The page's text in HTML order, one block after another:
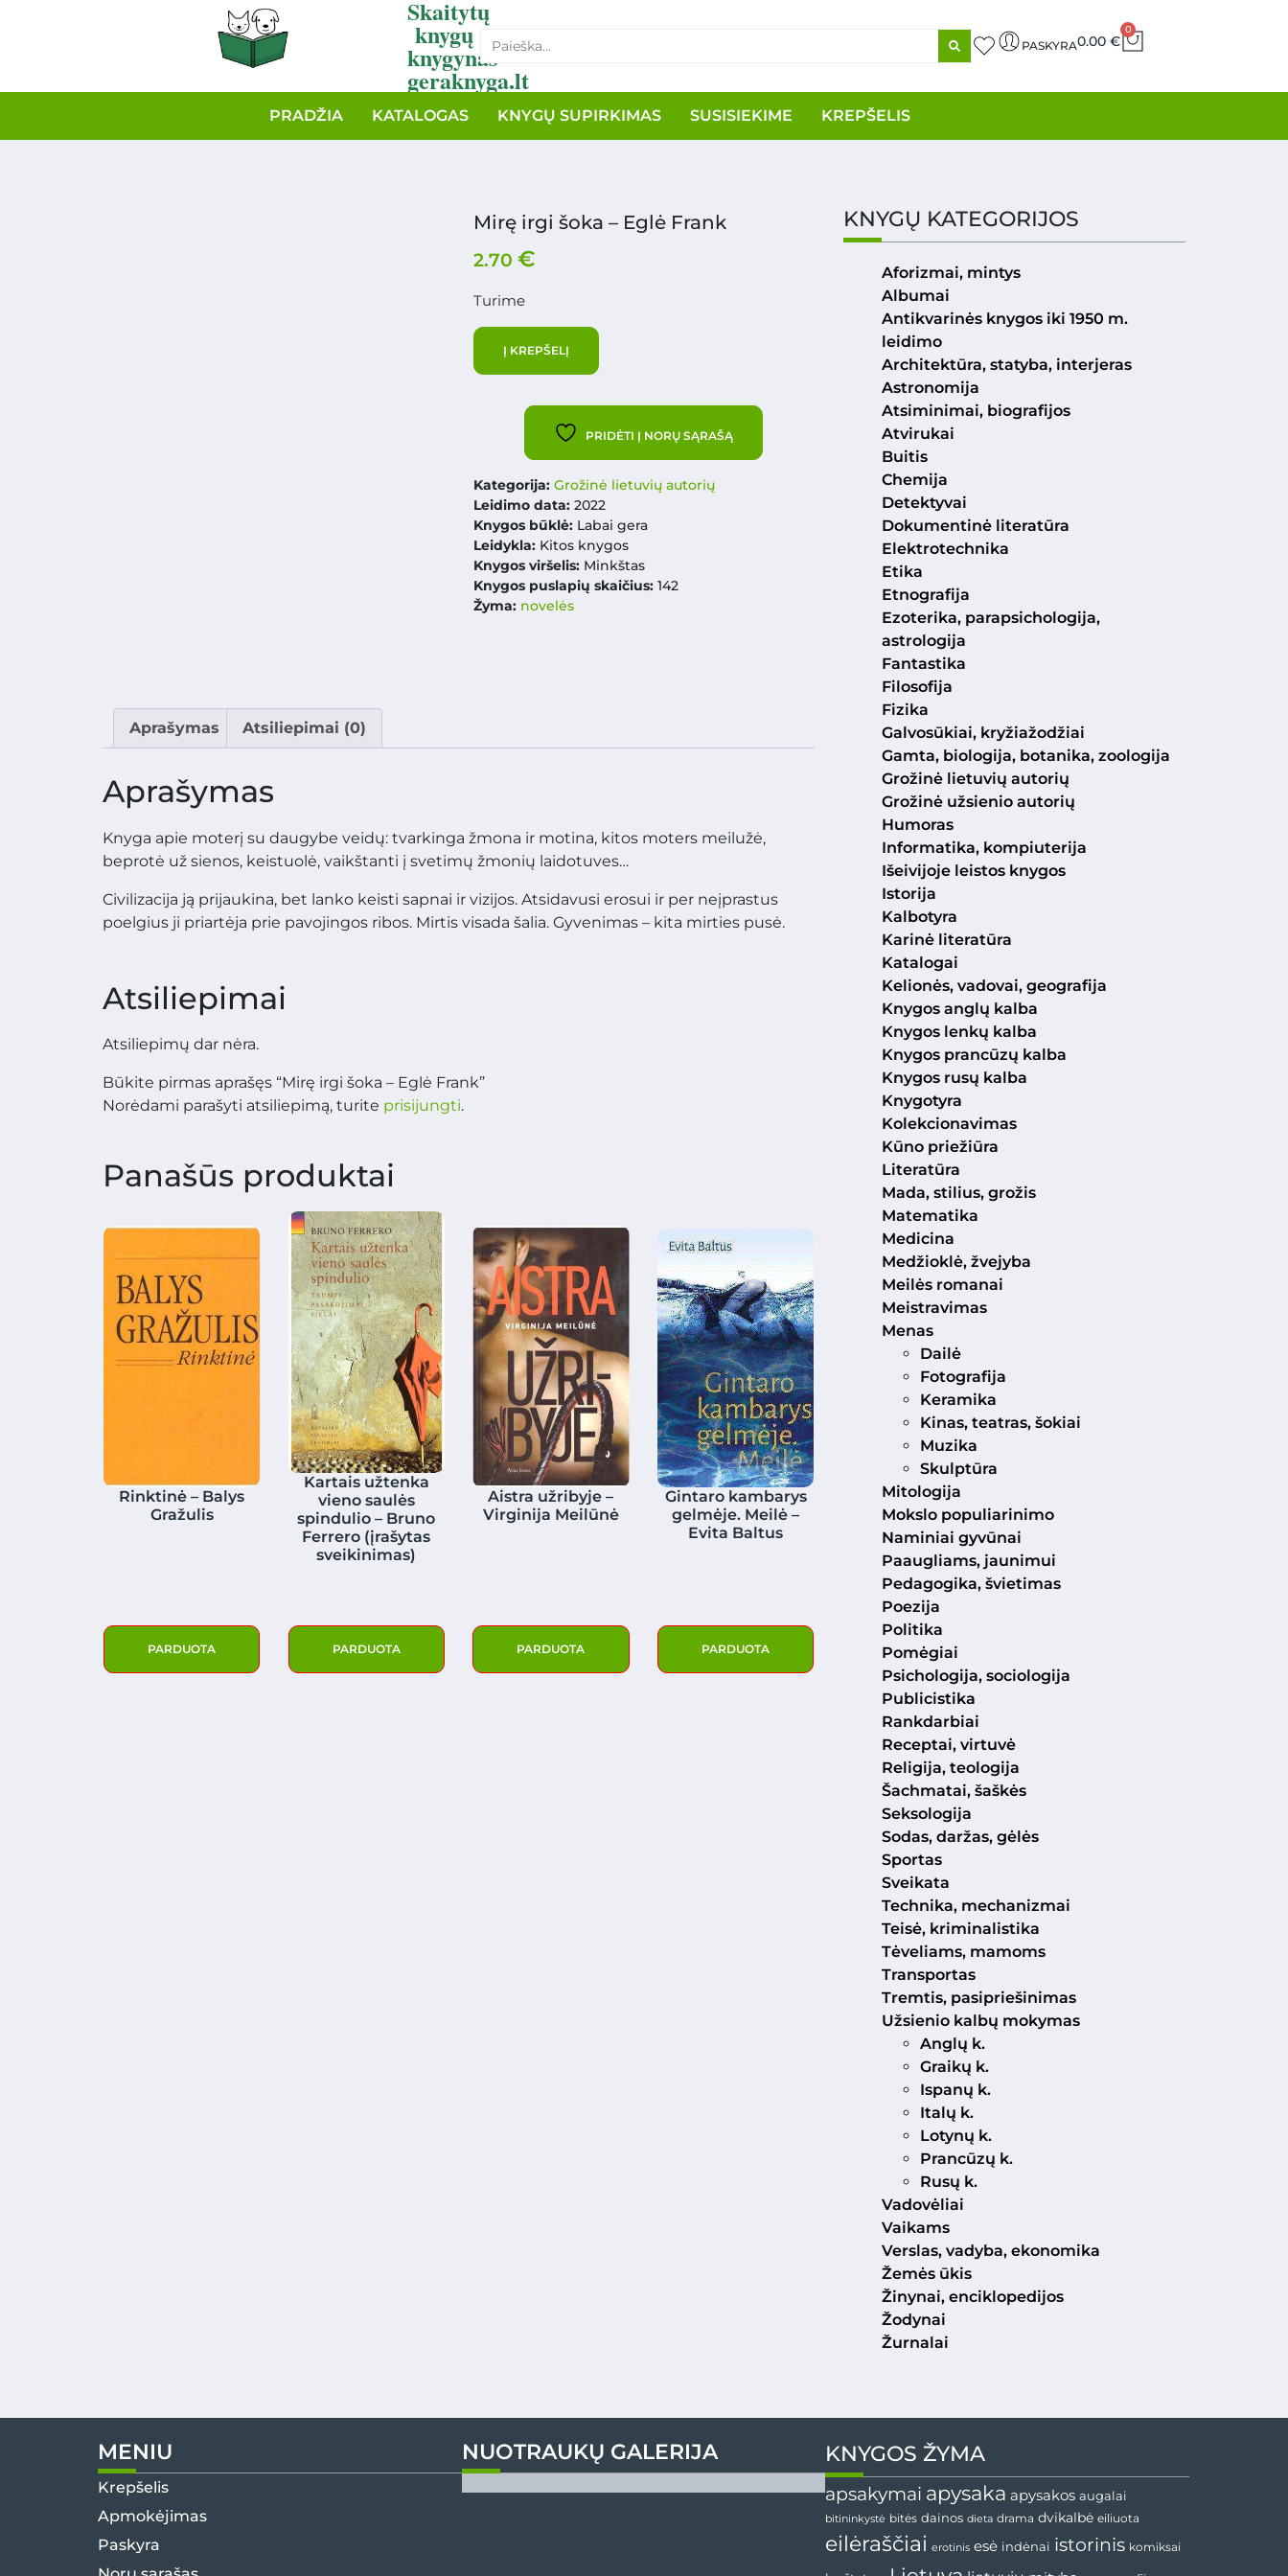
Skaitytų
knygų
knygynas
geraknyga.lt
PASKYRA0.00 €
0
PRADŽIA KATALOGAS KNYGŲ SUPIRKIMAS SUSISIEKIME KREPŠELIS
Mirę irgi šoka – Eglė Frank
2.70 €
Turime
Į KREPŠELĮ
PRIDĖTI Į NORŲ SĄRAŠĄ
Kategorija: Grožinė lietuvių autorių
Leidimo data:2022
Knygos būklė: Labai gera
Leidykla:Kitos knygos
Knygos viršelis: Minkštas
Knygos puslapių skaičius: 142
Žyma: novelės
Aprašymas Atsiliepimai (0)
Aprašymas
Knyga apie moterį su daugybe veidų: tvarkinga žmona ir motina, kitos moters meilužė,
beprotė už sienos, keistuolė, vaikštanti į svetimų žmonių laidotuves…
Civilizacija ją prijaukina, bet lanko keisti sapnai ir vizijos. Atsidavusi erosui ir per neįprastus
poelgius ji priartėja prie pavojingos ribos. Mirtis visada šalia. Gyvenimas – kita mirties pusė.
Atsiliepimai
Atsiliepimų dar nėra.
Būkite pirmas aprašęs “Mirę irgi šoka – Eglė Frank”
Norėdami parašyti atsiliepimą, turite prisijungti.
Panašūs produktai
Rinktinė – Balys
Gražulis
PARDUOTA
Kartais užtenka
vieno saulės
spindulio – Bruno
Ferrero (įrašytas
sveikinimas)
PARDUOTA
Aistra užribyje –
Virginija Meilūnė
PARDUOTA
Gintaro kambarys
gelmėje. Meilė –
Evita Baltus
PARDUOTA
KNYGŲ KATEGORIJOS
Aforizmai, mintys
Albumai
Antikvarinės knygos iki 1950 m.
leidimo
Architektūra, statyba, interjeras
Astronomija
Atsiminimai, biografijos
Atvirukai
Buitis
Chemija
Detektyvai
Dokumentinė literatūra
Elektrotechnika
Etika
Etnografija
Ezoterika, parapsichologija,
astrologija
Fantastika
Filosofija
Fizika
Galvosūkiai, kryžiažodžiai
Gamta, biologija, botanika, zoologija
Grožinė lietuvių autorių
Grožinė užsienio autorių
Humoras
Informatika, kompiuterija
Išeivijoje leistos knygos
Istorija
Kalbotyra
Karinė literatūra
Katalogai
Kelionės, vadovai, geografija
Knygos anglų kalba
Knygos lenkų kalba
Knygos prancūzų kalba
Knygos rusų kalba
Knygotyra
Kolekcionavimas
Kūno priežiūra
Literatūra
Mada, stilius, grožis
Matematika
Medicina
Medžioklė, žvejyba
Meilės romanai
Meistravimas
Menas
Dailė
Fotografija
Keramika
Kinas, teatras, šokiai
Muzika
Skulptūra
Mitologija
Mokslo populiarinimo
Naminiai gyvūnai
Paaugliams, jaunimui
Pedagogika, švietimas
Poezija
Politika
Pomėgiai
Psichologija, sociologija
Publicistika
Rankdarbiai
Receptai, virtuvė
Religija, teologija
Šachmatai, šaškės
Seksologija
Sodas, daržas, gėlės
Sportas
Sveikata
Technika, mechanizmai
Teisė, kriminalistika
Tėveliams, mamoms
Transportas
Tremtis, pasipriešinimas
Užsienio kalbų mokymas
Anglų k.
Graikų k.
Ispanų k.
Italų k.
Lotynų k.
Prancūzų k.
Rusų k.
Vadovėliai
Vaikams
Verslas, vadyba, ekonomika
Žemės ūkis
Žinynai, enciklopedijos
Žodynai
Žurnalai
MENIU
Krepšelis
Apmokėjimas
Paskyra
NUOTRAUKŲ GALERIJA KNYGOS ŽYMA
apsakymai apysaka apysakos augalai
bitininkystė bitės dainos dieta drama dvikalbė eiliuota
eilėraščiai erotinis esė indėnai istorinis komiksai